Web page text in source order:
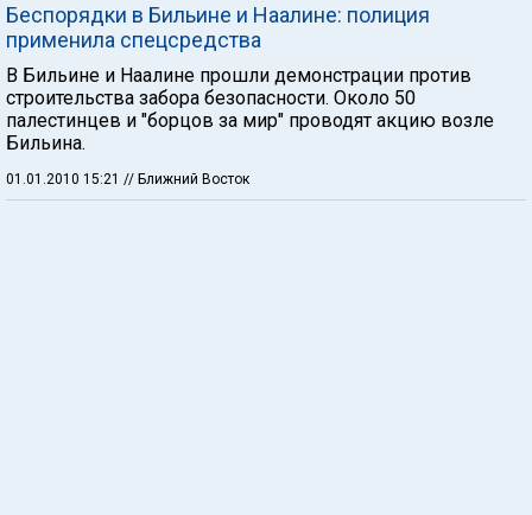
Беспорядки в Бильине и Наалине: полиция
применила спецсредства
В Бильине и Наалине прошли демонстрации против
строительства забора безопасности. Около 50
палестинцев и "борцов за мир" проводят акцию возле
Бильина.
01.01.2010 15:21 // Ближний Восток